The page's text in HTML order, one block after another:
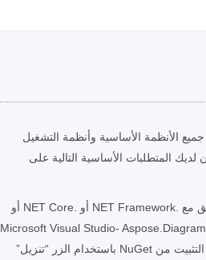
الأنظمة الأساسية وأنظمة التشغيل
لديك المتطلبات الأساسية التالية على
Microsoft Windows أو نظام تشغيل متوافق مع .NET Framework أو .NET Core أو
Mono أو COM Interop- بيئة التطوير مثل Microsoft Visual Studio- Aspose.Diagram
for .NET DLL المشار إليه في مشروعك - التثبيت من NuGet باستخدام الزر “تنزيل”